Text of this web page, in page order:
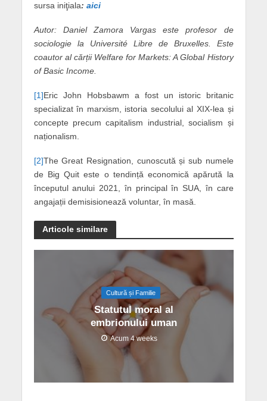
sursa iniţiala: aici
Autor: Daniel Zamora Vargas este profesor de
sociologie la Université Libre de Bruxelles. Este
coautor al cărții Welfare for Markets: A Global History
of Basic Income.
[1]Eric John Hobsbawm a fost un istoric britanic
specializat în marxism, istoria secolului al XIX-lea și
concepte precum capitalism industrial, socialism și
naționalism.
[2]The Great Resignation, cunoscută și sub numele
de Big Quit este o tendință economică apărută la
începutul anului 2021, în principal în SUA, în care
angajații demisisionează voluntar, în masă.
Articole similare
Cultură și Familie
Statutul moral al
embrionului uman
Acum 4 weeks